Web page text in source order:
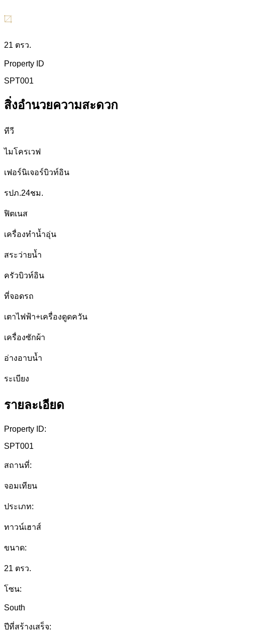
21 ตรว.
Property ID
SPT001
สิ่งอำนวยความสะดวก
ทีวี
ไมโครเวฟ
เฟอร์นิเจอร์บิวท์อิน
รปภ.24ชม.
ฟิตเนส
เครื่องทำน้ำอุ่น
สระว่ายน้ำ
ครัวบิวท์อิน
ที่จอดรถ
เตาไฟฟ้า+เครื่องดูดควัน
เครื่องซักผ้า
อ่างอาบน้ำ
ระเบียง
รายละเอียด
Property ID:
SPT001
สถานที่:
จอมเทียน
ประเภท:
ทาวน์เฮาส์
ขนาด:
21 ตรว.
โซน:
South
ปีที่สร้างเสร็จ: